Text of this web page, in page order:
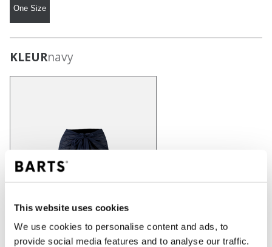
This website uses cookies
We use cookies to personalise content and ads, to
provide social media features and to analyse our traffic.
One Size
KLEURnavy